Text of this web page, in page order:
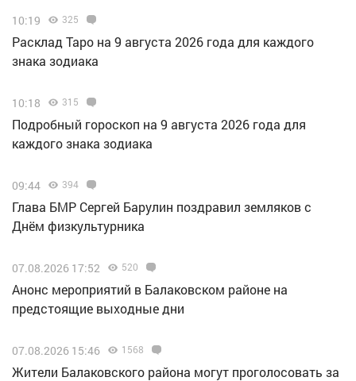
10:19 325
Расклад Таро на 9 августа 2026 года для каждого
знака зодиака
10:18 315
Подробный гороскоп на 9 августа 2026 года для
каждого знака зодиака
09:44 394
Глава БМР Сергей Барулин поздравил земляков с
Днём физкультурника
07.08.2026 17:52 520
Анонс мероприятий в Балаковском районе на
предстоящие выходные дни
07.08.2026 15:46 1568
Жители Балаковского района могут проголосовать за